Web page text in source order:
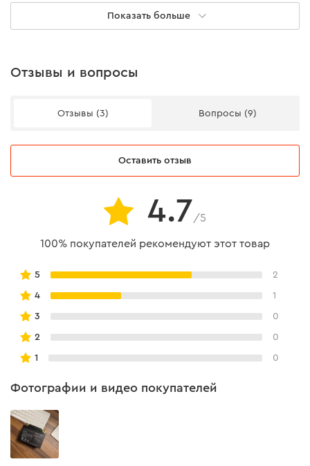
67 кг
Инструкция
Свечной ключ есть
Инструкция пользователя
Скачать инструкцию к "Инверторный бензиновый
генератор Palmera PA10000IN"
Показать больше
Отзывы и вопросы
Отзывы (3) Вопросы (9)
Оставить отзыв
4.7/5
100% покупателей рекомендуют этот товар
5 2
4 1
3 0
2 0
1 0
Фотографии и видео покупателей